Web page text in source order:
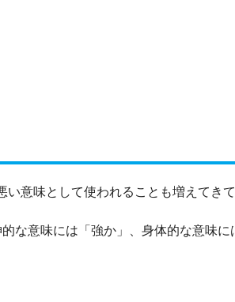
意味として使われることも増えてきて
な意味には「強か」、身体的な意味に